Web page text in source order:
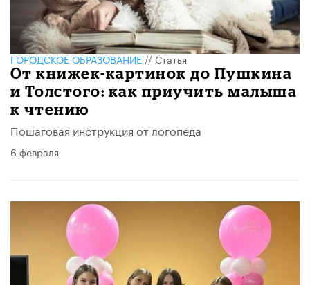
ГОРОДСКОЕ ОБРАЗОВАНИЕ//Статья
От книжек-картинок до Пушкина
и Толстого: как приучить малыша
к чтению
Пошаговая инструкция от логопеда
6 февраля